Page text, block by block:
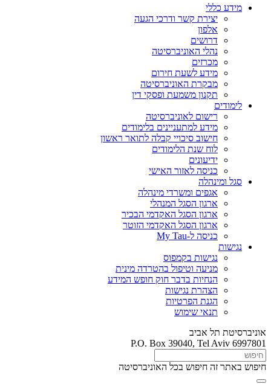
מידע כללי
יצירת קשר ודרכי הגעה
אלפון
דרושים
נהלי האוניברסיטה
מכרזים
מידע לשעת חירום
מבקרת האוניברסיטה
תקנון משמעת ופסקי דין
לימודים
רישום לאוניברסיטה
מידע למתעניינים בלימודים
חישוב סיכויי קבלה לתואר ראשון
לוח שנת הלימודים
ידיעונים
כניסה לאזור האישי
סגל ומינהלה
אגפים ומשרדי מינהלה
ארגון הסגל המנהלי
ארגון הסגל האקדמי הבכיר
ארגון הסגל האקדמי הזוטר
כניסה ל-My Tau
נגישות
נגישות בקמפוס
מניעה וטיפול בהטרדה מינית
הנחיות בדבר חוק חופש המידע
הצהרת נגישות
הגנת הפרטיות
תנאי שימוש
אוניברסיטת תל אביב
P.O. Box 39040, Tel Aviv 6997801
חיפוש באתר זה חיפוש בכל האוניברסיטה